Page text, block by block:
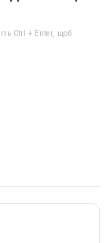
Ctrl + Enter, щоб